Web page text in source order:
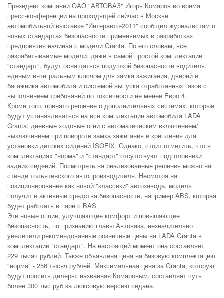
Президент компании ОАО "АВТОВАЗ" Игорь Комаров во время
пресс-конференции на проходящей сейчас в Москве
автомобильной выставке "Интеравто-2011" сообщил журналистам о
новых стандартах безопасности применяемых в разработках
предприятия начиная с модели Granta. По его словам, все
разрабатываемые модели, даже в самой простой комплектации
"стандарт", будут оснащаться подушкой безопасности водителя,
единым интегральным ключом для замка зажигания, дверей и
багажника автомобиля и системой выпуска отработанных газов с
выполнением требований по токсичности не менее Евро 4.
Кроме того, принято решение о дополнительных системах, которые
будут устанавливаться на все комплектации автомобиля LADA
Granta: дневные ходовые огни с автоматическим включением/
выключением при повороте замка зажигания и крепления для
установки детских сидений ISOFIX. Однако, стоит отметить, что в
комплектациях "норма" и "стандарт" отсутствуют подголовники
задних сидений. Посмотреть на реализованные решения можно на
стенде тольятинского автопроизводителя. Несмотря на
позиционирование как новой "классики" автозавода, модель
получит и активные средства безопасности, например ABS, которая
будет работать в паре с BAS.
Эти новые опции, улучшающие комфорт и повышающие
безопасность, по признанию главы Автоваза, незначительно
увеличили рекомендованные розничные цены на LADA Granta в
комплектации "стандарт". На настоящий момент она составляет
229 тысяч рублей. Также объявлена цена на базовую комплектацию
"норма" - 256 тысяч рублей. Максимальная цена за Granta, которую
будут просить дилеры, названная Комаровым, составляет чуть
более 300 тыс руб за люксовую версию седана.